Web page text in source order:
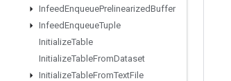
InfeedEnqueuePrelinearizedBuffer
InfeedEnqueueTuple
InitializeTable
InitializeTableFromDataset
InitializeTableFromTextFile